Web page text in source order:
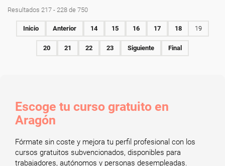
Resultados 217 - 228 de 750
Inicio Anterior 14 15 16 17 18 19
20 21 22 23 Siguiente Final
Escoge tu curso gratuito en
Aragón
Fórmate sin coste y mejora tu perfil profesional con los
cursos gratuitos subvencionados, disponibles para
trabajadores, autónomos y personas desempleadas.